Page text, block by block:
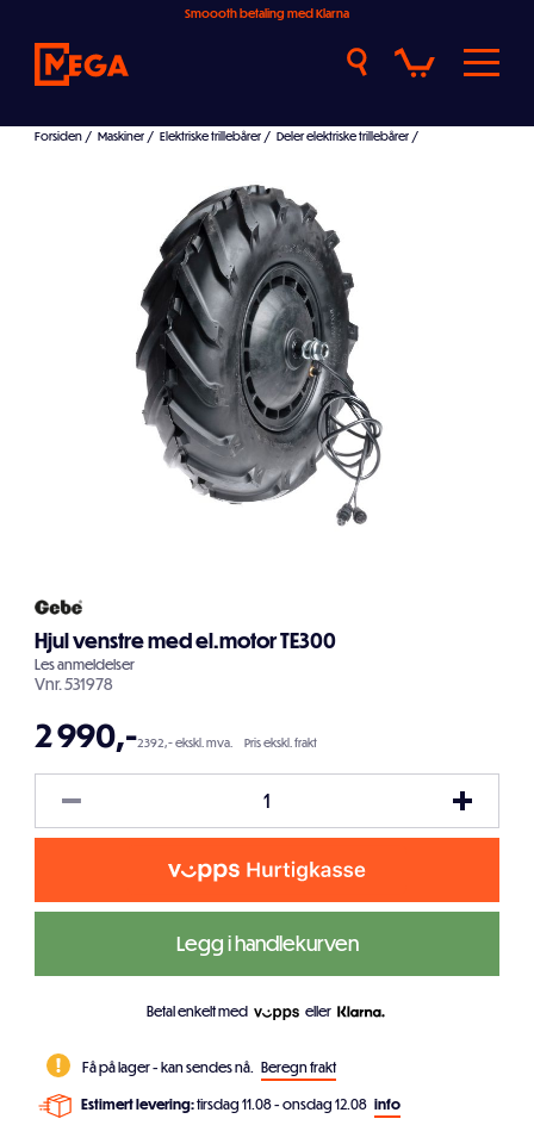
Smoooth betaling med Klarna
Forsiden / Maskiner / Elektriske trillebårer / Deler elektriske trillebårer /
Hjul venstre med el.motor TE300
Lesanmeldelser
Vnr.531978
2 990,-2392,- ekskl. mva. Pris ekskl. frakt
Legg i handlekurven
Betal enkelt med eller
Få på lager - kan sendes nå. Beregn frakt
Estimert levering:tirsdag 11.08 - onsdag 12.08 info